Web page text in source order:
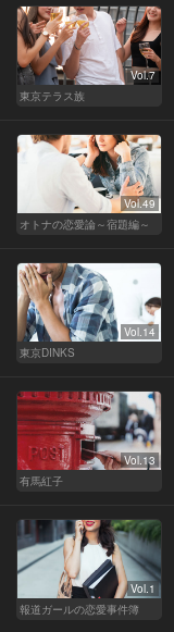
Vol.7
東京テラス族
Vol.49
オトナの恋愛論～宿題編～
Vol.14
東京DINKS
Vol.13
有馬紅子
Vol.1
報道ガールの恋愛事件簿